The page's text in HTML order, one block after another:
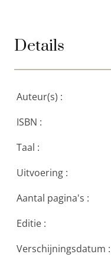
Zeer
Details
Auteur(s) :
ISBN :
Taal :
Uitvoering :
Aantal pagina's :
Editie :
Verschijningsdatum :